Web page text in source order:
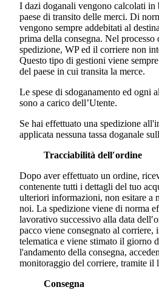
I dazi doganali vengono calcolati in
paese di transito delle merci. Di
vengono sempre addebitati al
prima della consegna. Nel processo
spedizione, WP ed il corriere non
Questo tipo di gestioni viene
del paese in cui transita la merce.
Le spese di sdoganamento ed ogni
sono a carico dell’Utente.
Se hai effettuato una spedizione
applicata nessuna tassa doganale
Tracciabilità dell′ordine
Dopo aver effettuato un ordine,
contenente tutti i dettagli del tuo
ulteriori informazioni, non esitare a
noi. La spedizione viene di norma
lavorativo successivo alla data
pacco viene consegnato al corriere,
telematica e viene stimato il giorno
l'andamento della consegna,
monitoraggio del corriere, tramite il
Consegna